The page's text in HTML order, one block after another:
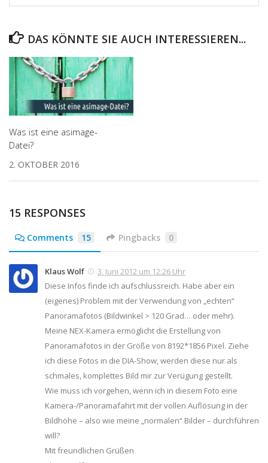
DAS KÖNNTE SIE AUCH INTERESSIEREN...
Was ist eine asimage-
Datei?
2. OKTOBER 2016
15 RESPONSES
Comments 15 Pingbacks 0
Klaus Wolf
3. Juni 2012 um 12:26 Uhr
Diese Infos finde ich aufschlussreich. Habe aber ein
(eigenes) Problem mit der Verwendung von „echten“
Panoramafotos (Bildwinkel > 120 Grad… oder mehr).
Meine NEX-Kamera ermöglicht die Erstellung von
Panoramafotos in der Größe von 8192*1856 Pixel. Ziehe
ich diese Fotos in die DIA-Show, werden diese nur als
schmales, komplettes Bild mir zur Verügung gestellt.
Wie muss ich vorgehen, wenn ich in diesem Foto eine
Kamera-/Panoramafahrt mit der vollen Auflösung in der
Bildhöhe – also wie meine „normalen“ Bilder – durchführen
will?
Mit freundlichen Grüßen